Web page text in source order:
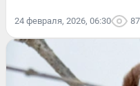
24 февраля, 2026, 06:30